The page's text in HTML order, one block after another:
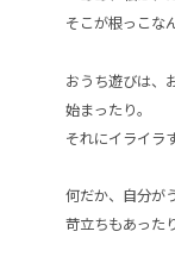
そこが根っこな
おうち遊びは、
始まったり。
それにイライラ
何だか、自分が
苛立ちもあった